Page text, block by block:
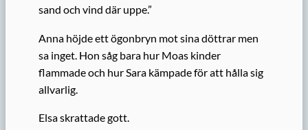
sand och vind där uppe.”
Anna höjde ett ögonbryn mot sina döttrar men
sa inget. Hon såg bara hur Moas kinder
flammade och hur Sara kämpade för att hålla sig
allvarlig.
Elsa skrattade gott.